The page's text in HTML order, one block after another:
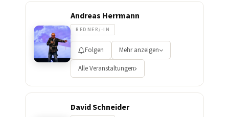
Andreas Herrmann
REDNER/-IN
Folgen Mehr anzeigen
Alle Veranstaltungen
David Schneider